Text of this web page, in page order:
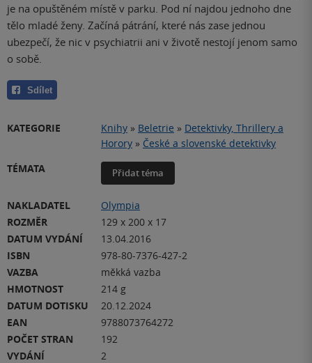
je na opuštěném místě v parku. Pod ní najdou jednoho dne
tělo mladé ženy. Začíná pátrání, které nás zase jednou
ubezpečí, že nic v psychiatrii ani v životě nestojí jenom samo
o sobě.
Sdílet
KATEGORIE Knihy » Beletrie » Detektivky, Thrillery a
Horory » České a slovenské detektivky
TÉMATA
Přidat téma
NAKLADATEL
Olympia
ROZMĚR
129 x 200 x 17
DATUM VYDÁNÍ
13.04.2016
ISBN
978-80-7376-427-2
VAZBA
měkká vazba
HMOTNOST
214 g
DATUM DOTISKU
20.12.2024
EAN
9788073764272
POČET STRAN
192
VYDÁNÍ
2